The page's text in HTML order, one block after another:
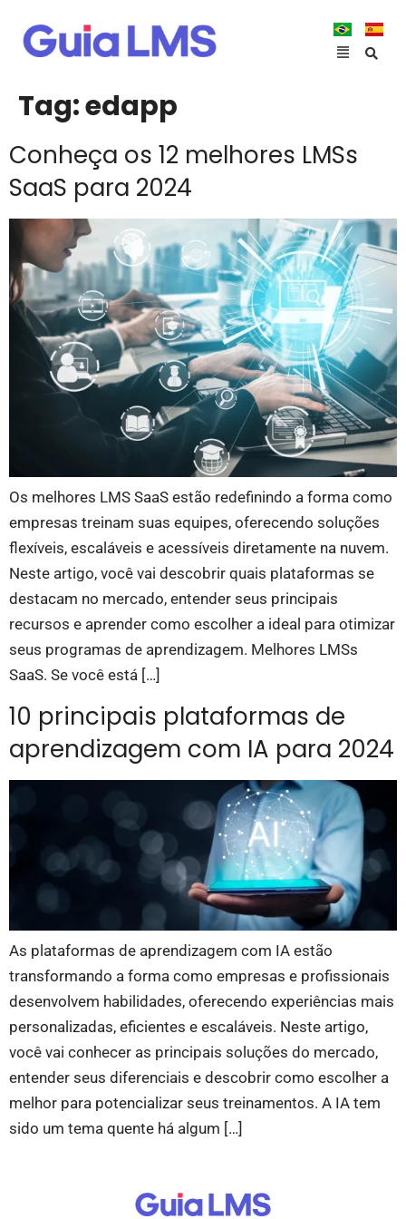
Tag:edapp
Conheça os 12 melhores LMSs
SaaS para 2024
Os melhores LMS SaaS estão redefinindo a forma como
empresas treinam suas equipes, oferecendo soluções
flexíveis, escaláveis e acessíveis diretamente na nuvem.
Neste artigo, você vai descobrir quais plataformas se
destacam no mercado, entender seus principais
recursos e aprender como escolher a ideal para otimizar
seus programas de aprendizagem. Melhores LMSs
SaaS. Se você está […]
10 principais plataformas de
aprendizagem com IA para 2024
As plataformas de aprendizagem com IA estão
transformando a forma como empresas e profissionais
desenvolvem habilidades, oferecendo experiências mais
personalizadas, eficientes e escaláveis. Neste artigo,
você vai conhecer as principais soluções do mercado,
entender seus diferenciais e descobrir como escolher a
melhor para potencializar seus treinamentos. A IA tem
sido um tema quente há algum […]